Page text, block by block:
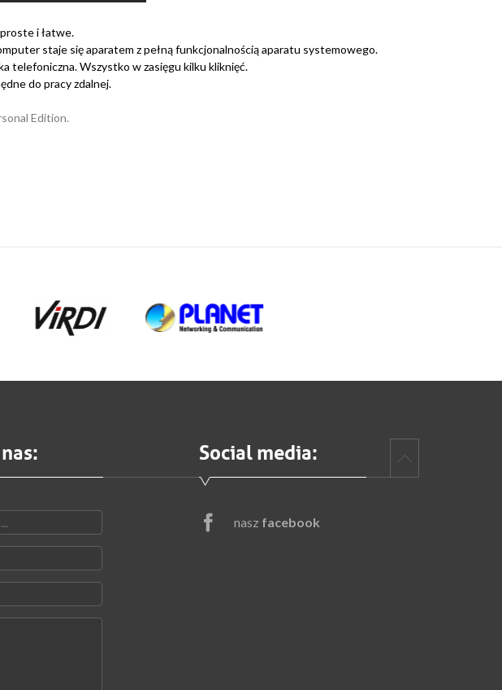
i łatwe.
staje się aparatem z pełną funkcjonalnością aparatu systemowego.
telefoniczna. Wszystko w zasięgu kilku kliknięć.
do pracy zdalnej.
Edition.
Social media:
nasz facebook